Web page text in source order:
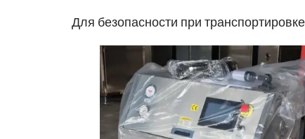
Для безопасности при